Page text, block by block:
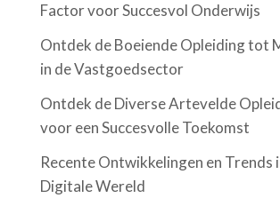
Factor voor Succesvol Onderwijs
Ontdek de Boeiende Opleiding tot
in de Vastgoedsector
Ontdek de Diverse Artevelde
voor een Succesvolle Toekomst
Recente Ontwikkelingen en Trends
Digitale Wereld